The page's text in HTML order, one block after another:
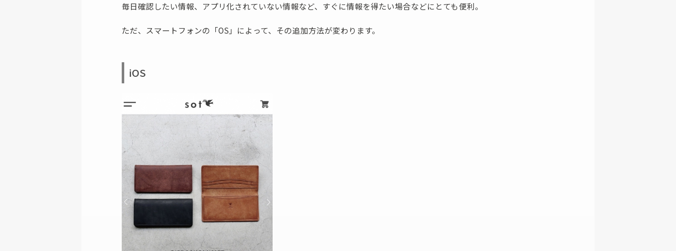
毎日確認したい情報、アプリ化されていない情報など、すぐに情報を得たい場合などにとても便利。
ただ、スマートフォンの「OS」によって、その追加方法が変わります。
iOS